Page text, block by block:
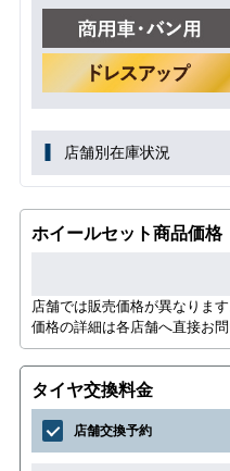
店舗別在庫状況
ホイールセット商品価格
店舗では販売価格が異なります
価格の詳細は各店舗へ直接お問
タイヤ交換料金
店舗交換予約